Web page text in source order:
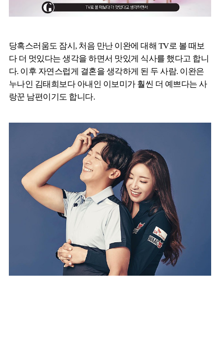
당혹스러움도 잠시, 처음 만난 이완에 대해 TV로 볼 때보
다 더 멋있다는 생각을 하면서 맛있게 식사를 했다고 합니
다. 이후 자연스럽게 결혼을 생각하게 된 두 사람. 이완은
누나인 김태희보다 아내인 이보미가 훨씬 더 예쁘다는 사
랑꾼 남편이기도 합니다.